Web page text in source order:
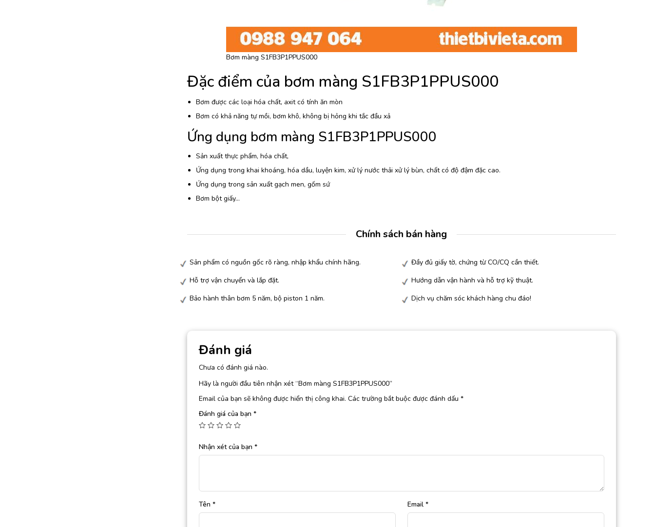
Bơm màng S1FB3P1PPUS000
Đặc điểm của bơm màng S1FB3P1PPUS000
Bơm được các loại hóa chất, axit có tính ăn mòn
Bơm có khả năng tự mồi, bơm khô, không bị hỏng khi tắc đầu xả
Ứng dụng bơm màng S1FB3P1PPUS000
Sản xuất thực phẩm, hóa chất,
Ứng dụng trong khai khoáng, hóa dầu, luyện kim, xử lý nước thải xử lý bùn, chất có độ đậm đặc cao.
Ứng dụng trong sản xuất gạch men, gốm sứ
Bơm bột giấy…
Chính sách bán hàng
Sản phẩm có nguồn gốc rõ ràng, nhập khẩu chính hãng.
Đầy đủ giấy tờ, chứng từ CO/CQ cần thiết.
Hỗ trợ vận chuyển và lắp đặt.
Hướng dẫn vận hành và hỗ trợ kỹ thuật.
Bảo hành thân bơm 5 năm, bộ piston 1 năm.
Dịch vụ chăm sóc khách hàng chu đáo!
Đánh giá
Chưa có đánh giá nào.
Hãy là người đầu tiên nhận xét “Bơm màng S1FB3P1PPUS000”
Email của bạn sẽ không được hiển thị công khai. Các trường bắt buộc được đánh dấu *
Đánh giá của bạn *
Nhận xét của bạn *
Tên * Email *